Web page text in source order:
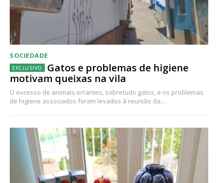
SOCIEDADE
Gatos e problemas de higiene
motivam queixas na vila
O excesso de animais errantes, sobretudo gatos, e os problemas
de higiene associados foram levados à reunião da...